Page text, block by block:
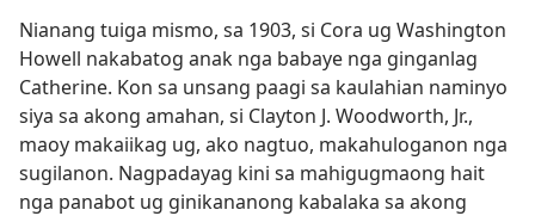
Nianang tuiga mismo, sa 1903, si Cora ug Washington
Howell nakabatog anak nga babaye nga ginganlag
Catherine. Kon sa unsang paagi sa kaulahian naminyo
siya sa akong amahan, si Clayton J. Woodworth, Jr.,
maoy makaiikag ug, ako nagtuo, makahuloganon nga
sugilanon. Nagpadayag kini sa mahigugmaong hait
nga panabot ug ginikananong kabalaka sa akong